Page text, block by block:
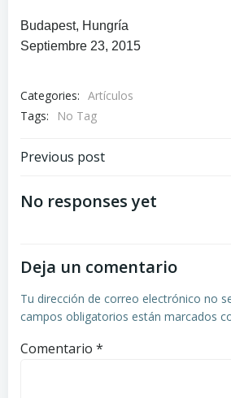
Budapest, Hungría
Septiembre 23, 2015
Categories: Artículos
Tags:
No Tag
Navegación
de
Previous post
No responses yet
Deja un comentario
Tu dirección de correo electrónico no
campos obligatorios están marcados
Comentario *